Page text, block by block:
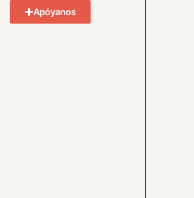
Apóyanos